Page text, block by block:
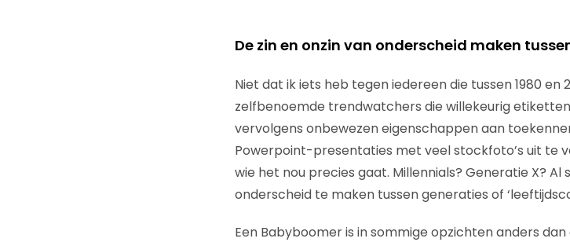
De zin en onzin van onderscheid maken
Niet dat ik iets heb tegen iedereen die tussen 1980
zelfbenoemde trendwatchers die willekeurig
vervolgens onbewezen eigenschappen aan
Powerpoint-presentaties met veel stockfoto’s uit te
wie het nou precies gaat. Millennials? Generatie X? Al
onderscheid te maken tussen generaties of
Een Babyboomer is in sommige opzichten anders dan